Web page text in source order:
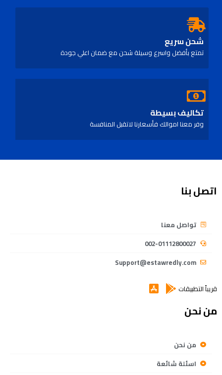
شحن سريع
تمتع بأفضل واسرع وسيلة شحن مع ضمان اعلي جودة
تكاليف بسيطة
وفر معنا اموالك فأسعارنا لاتقبل المنافسة
اتصل بنا
تواصل معنا
002-01112800027
Support@estawredly.com
قريباً التطبيقات
من نحن
من نحن
اسئلة شائعة